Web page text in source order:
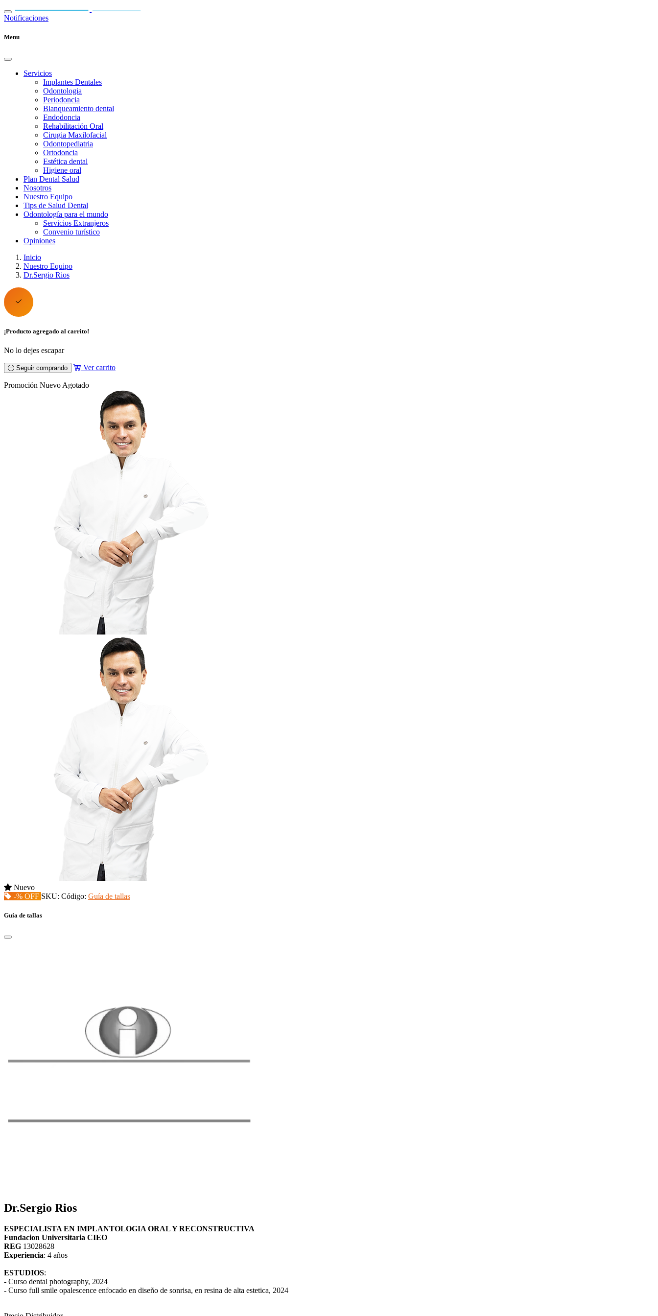
Notificaciones
Menu
Servicios
Implantes Dentales
Odontologia
Periodoncia
Blanqueamiento dental
Endodoncia
Rehabilitación Oral
Cirugia Maxilofacial
Odontopediatria
Ortodoncia
Estética dental
Higiene oral
Plan Dental Salud
Nosotros
Nuestro Equipo
Tips de Salud Dental
Odontología para el mundo
Servicios Extranjeros
Convenio turístico
Opiniones
Inicio
Nuestro Equipo
Dr.Sergio Rios
¡Producto agregado al carrito!
No lo dejes escapar
Seguir comprando Ver carrito
Promoción Nuevo Agotado
Nuevo
-% OFF SKU: Código: Guía de tallas
Guía de tallas
Dr.Sergio Rios
ESPECIALISTA EN IMPLANTOLOGIA ORAL Y RECONSTRUCTIVA
Fundacion Universitaria CIEO
REG 13028628
Experiencia: 4 años
ESTUDIOS:
- Curso dental photography, 2024
- Curso full smile opalescence enfocado en diseño de sonrisa, en resina de alta estetica, 2024